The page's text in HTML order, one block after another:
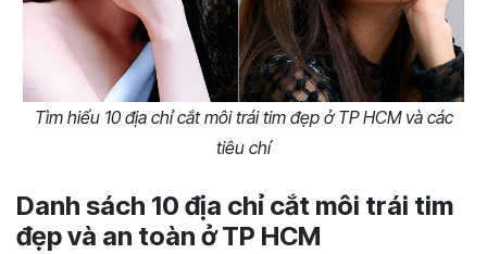
Tìm hiểu 10 địa chỉ cắt môi trái tim đẹp ở TP HCM và các
tiêu chí
Danh sách 10 địa chỉ cắt môi trái tim
đẹp và an toàn ở TP HCM